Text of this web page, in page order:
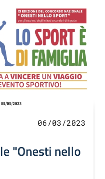
06/03/2023
"Onesti nello